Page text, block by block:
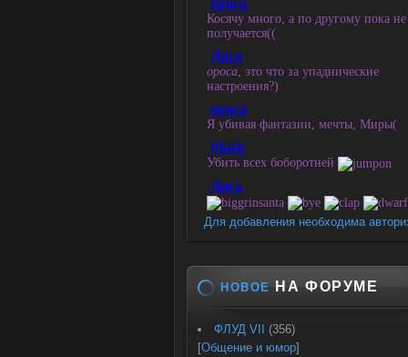
Для добавления необходима
НОВОЕ НА ФОРУМЕ
ФЛУД VII
(356)
[Общение и юмор]